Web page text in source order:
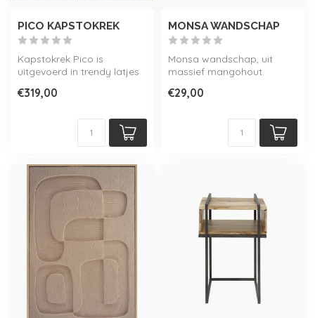
PICO KAPSTOKREK
Kapstokrek Pico is
uitgevoerd in trendy latjes
wel 13...
€319,00
MONSA WANDSCHAP
Monsa wandschap, uit
massief mangohout.
€29,00